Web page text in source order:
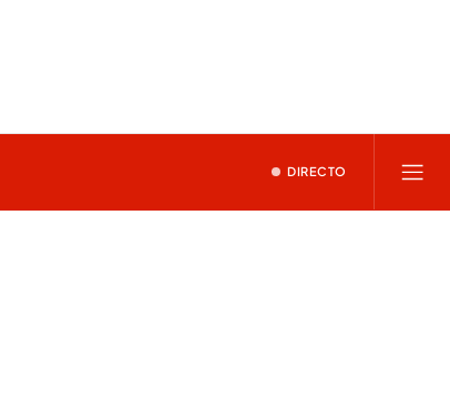
DIRECTO